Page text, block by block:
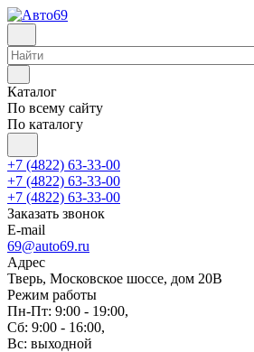
Каталог
По всему сайту
По каталогу
+7 (4822) 63-33-00
+7 (4822) 63-33-00
+7 (4822) 63-33-00
Заказать звонок
E-mail
69@auto69.ru
Адрес
Тверь, Московское шоссе, дом 20В
Режим работы
Пн-Пт: 9:00 - 19:00,
Сб: 9:00 - 16:00,
Вс: выходной